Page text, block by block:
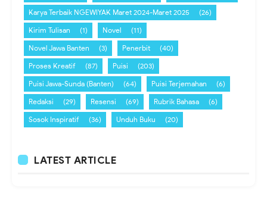
Karya Terbaik NGEWIYAK Maret 2024-Maret 2025
(26)
Kirim Tulisan
(1) Novel
(11)
Novel Jawa Banten
(3) Penerbit
(40)
Proses Kreatif
(87) Puisi
(203)
Puisi Jawa-Sunda (Banten)
(64) Puisi Terjemahan
(6)
Redaksi
(29) Resensi (69) Rubrik Bahasa
(6)
Sosok Inspiratif
(36) Unduh Buku (20)
LATEST ARTICLE